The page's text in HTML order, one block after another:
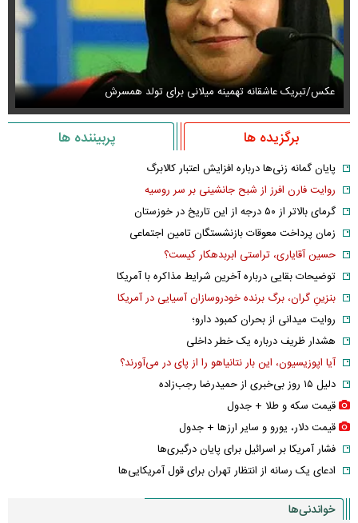
عکس/تبریک عاشقانه تهمینه میلانی برای تولد همسرش
برگزیده ها پربیننده ها
پایان گمانه زنی‌ها درباره افزایش اعتبار کالابرگ
روایت فارن افرز از شبح جانشینی بر سر روسیه
گرمای بالاتر از ۵۰ درجه از این تاریخ در خوزستان
زمان پرداخت معوقات بازنشستگان تامین اجتماعی
حسین آقایاری، تراستی ابربدهکار کیست؟
توضیحات بقایی درباره آخرین شرایط مذاکره با آمریکا
بنزینِ گران، برگ برنده خودروسازان آسیایی در آمریکا
روایت میدانی از بحران کمبود دارو؛
هشدار ظریف درباره یک خطر داخلی
آیا اپوزیسیون، این بار نتانیاهو را از پای در می‌آورند؟
دلیل ۱۵ روز بی‌خبری از حمیدرضا رجب‌زاده
قیمت سکه و طلا + جدول
قیمت دلار، یورو و سایر ارز‌ها + جدول
فشار آمریکا بر اسرائیل برای پایان درگیری‌ها
ادعای یک رسانه از انتظار تهران برای قول آمریکایی‌ها
خواندنی‌ها